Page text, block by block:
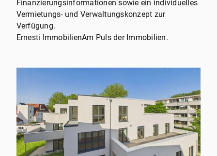
Finanzierungsinformationen sowie ein individuelles
Vermietungs- und Verwaltungskonzept zur
Verfügung.
Ernesti ImmobilienAm Puls der Immobilien.